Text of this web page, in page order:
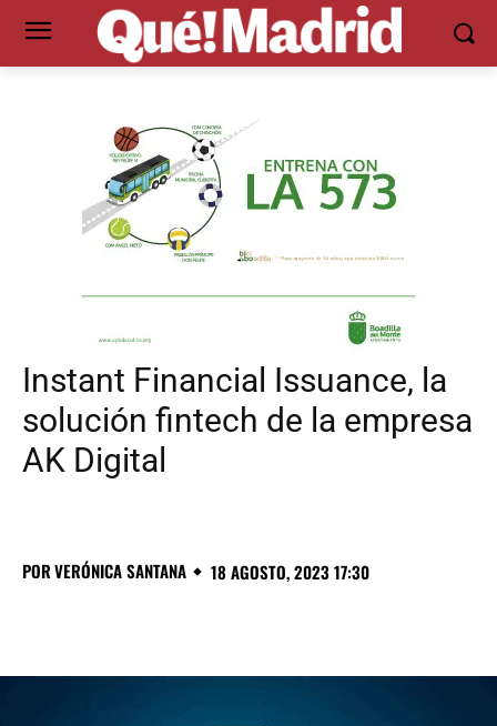
Instant Financial Issuance, la
solución fintech de la empresa
AK Digital
PORVERÓNICA SANTANA 18 AGOSTO, 2023 17:30